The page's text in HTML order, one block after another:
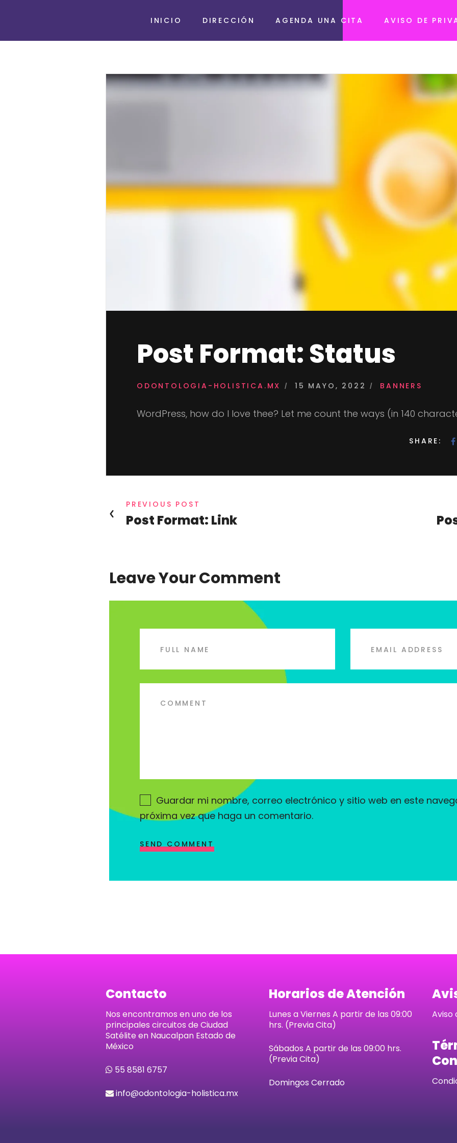
INICIO DIRECCIÓN AGENDA UNA CITA AVISO DE
Post Format: Status
ODONTOLOGIA-HOLISTICA.MX 15 MAYO, 2022 BANNERS
WordPress, how do I love thee? Let me count the ways (in 140
SHARE:
PREVIOUS POST
Post Format: Link
Leave Your Comment
Guardar mi nombre, correo electrónico y sitio web en este
próxima vez que haga un comentario.
Contacto
Nos encontramos en uno de los
principales circuitos de Ciudad
Satélite en Naucalpan Estado de
México
55 8581 6757
info@odontologia-holistica.mx
Horarios de Atención
Lunes a Viernes A partir de las 09:00
hrs. (Previa Cita)
Sábados A partir de las 09:00 hrs.
(Previa Cita)
Domingos Cerrado
Aviso